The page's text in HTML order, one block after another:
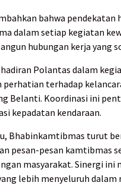
bahwa pendekatan
dalam setiap kegiatan
hubungan kerja yang
Polantas dalam
perhatian terhadap
Belanti. Koordinasi ini
kepadatan kendaraan.
Bhabinkamtibmas turut
pesan-pesan kamtibmas
masyarakat. Sinergi ini
lebih menyeluruh dalam